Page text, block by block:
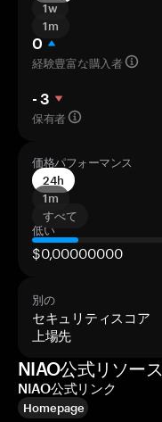
1w
1m
0
経験豊富な購入者
- 3
保有者
価格パフォーマンス
24h
1m
すべて
低い
$0,00000000
別の
セキュリティスコア
上場先
NIAO公式リソー
NIAO公式リンク
Homepage